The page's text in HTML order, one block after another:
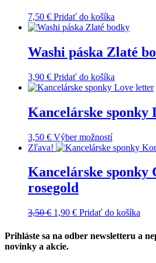
7,50 € Pridať do košíka
Washi páska Zlaté
3,90 € Pridať do košíka
Kancelárske
3,50 € Výber možností
Zľava!
Kancelárske sponky
rosegold
3,50€ 1,90 € Pridať do košíka
Prihláste sa na odber newsletteru a
novinky a akcie.